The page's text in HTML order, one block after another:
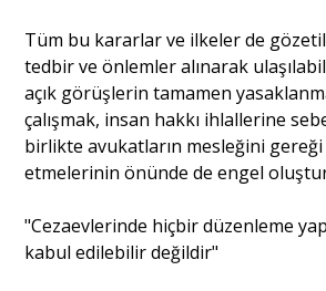
Tüm bu kararlar ve ilkeler de
tedbir ve önlemler alınarak
açık görüşlerin tamamen
çalışmak, insan hakkı ihlallerine
birlikte avukatların mesleğini
etmelerinin önünde de engel
"Cezaevlerinde hiçbir düzenleme
kabul edilebilir değildir"